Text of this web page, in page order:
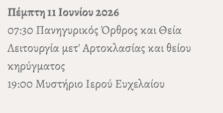
Πέμπτη 11 Ιουνίου 2026
07:30 Πανηγυρικός Όρθρος και Θεία
Λειτουργία μετ' Αρτοκλασίας και θείου
κηρύγματος
19:00 Μυστήριο Ιερού Ευχελαίου